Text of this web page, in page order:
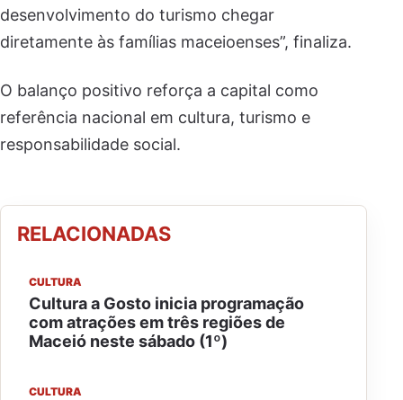
desenvolvimento do turismo chegar
diretamente às famílias maceioenses”, finaliza.
O balanço positivo reforça a capital como
referência nacional em cultura, turismo e
responsabilidade social.
RELACIONADAS
CULTURA
Cultura a Gosto inicia programação
com atrações em três regiões de
Maceió neste sábado (1º)
CULTURA